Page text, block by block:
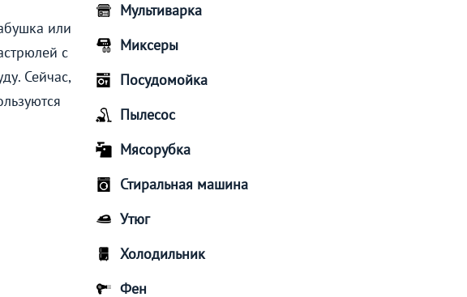
или
с
Сейчас,
Мультиварка
Миксеры
Посудомойка
Пылесос
Мясорубка
Стиральная машина
Утюг
Холодильник
Фен